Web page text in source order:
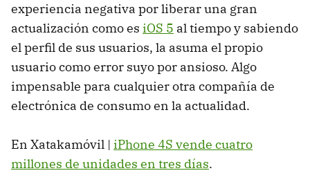
experiencia negativa por liberar una gran
actualización como es iOS 5 al tiempo y sabiendo
el perfil de sus usuarios, la asuma el propio
usuario como error suyo por ansioso. Algo
impensable para cualquier otra compañía de
electrónica de consumo en la actualidad.
En Xatakamóvil | iPhone 4S vende cuatro
millones de unidades en tres días.